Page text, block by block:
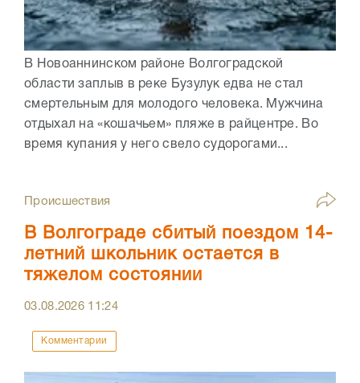
В Новоаннинском районе Волгоградской
области заплыв в реке Бузулук едва не стал
смертельным для молодого человека. Мужчина
отдыхал на «кошачьем» пляже в райцентре. Во
время купания у него свело судорогами...
Происшествия
В Волгограде сбитый поездом 14-
летний школьник остается в
тяжелом состоянии
03.08.2026 11:24
Комментарии